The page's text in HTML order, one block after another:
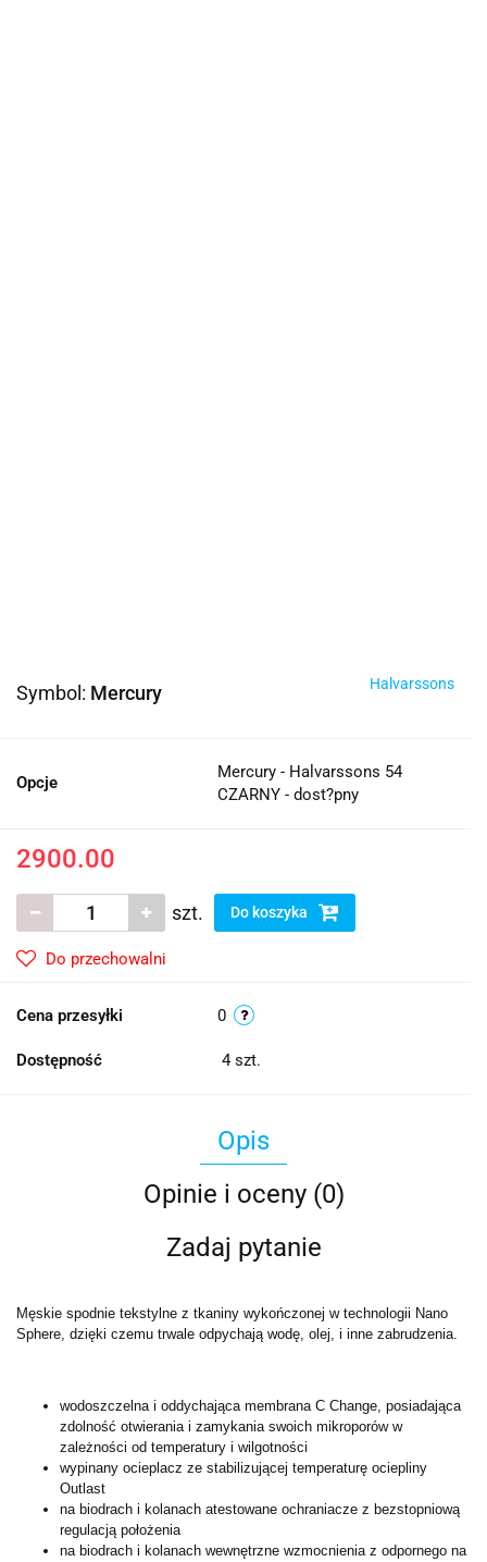
Symbol: Mercury Halvarssons
Opcje
Mercury - Halvarssons 54
CZARNY - dost?pny
2900.00
szt. Do koszyka
Do przechowalni
Cena przesyłki 0
Dostępność 4 szt.
Opis
Opinie i oceny (0)
Zadaj pytanie
Męskie spodnie tekstylne z tkaniny wykończonej w technologii Nano
Sphere, dzięki czemu trwale odpychają wodę, olej, i inne zabrudzenia.
wodoszczelna i oddychająca membrana C Change, posiadająca
zdolność otwierania i zamykania swoich mikroporów w
zależności od temperatury i wilgotności
wypinany ocieplacz ze stabilizującej temperaturę ociepliny
Outlast
na biodrach i kolanach atestowane ochraniacze z bezstopniową
regulacją położenia
na biodrach i kolanach wewnętrzne wzmocnienia z odpornego na